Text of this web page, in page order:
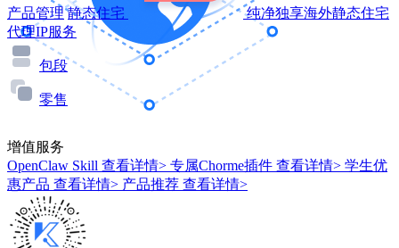
产品管理 静态住宅
纯净独享海外静态住宅
代理IP服务
包段
零售
增值服务
OpenClaw Skill 查看详情> 专属Chorme插件 查看详情> 学生优
惠产品 查看详情> 产品推荐 查看详情>